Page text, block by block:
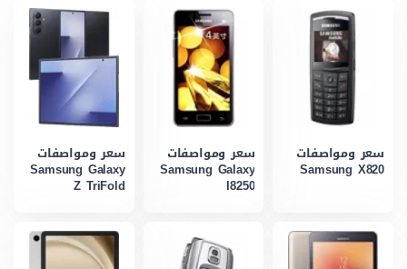
سعر ومواصفات
Samsung X820
سعر ومواصفات
Samsung Galaxy
I8250
سعر ومواصفات
Samsung Galaxy
Z TriFold